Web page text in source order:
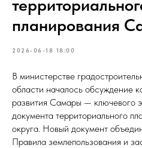
планирования
2026-06-18 18:00
В министерстве
области началось обсуждение
развития Самары — ключевого
документа территориального
округа. Новый документ
Правила землепользования и